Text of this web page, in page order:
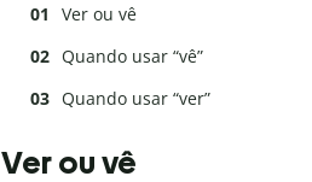
Ver ou vê
Quando usar “vê”
Quando usar “ver”
Ver ou vê